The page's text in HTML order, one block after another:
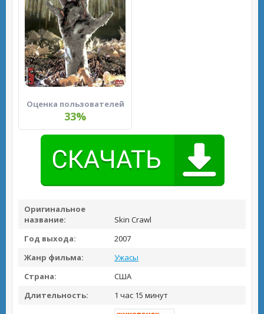
Оценка пользователей
33%
Оригинальное
название:
Skin Crawl
Год выхода:
2007
Жанр фильма:
Ужасы
Страна:
США
Длительность:
1 час 15 минут